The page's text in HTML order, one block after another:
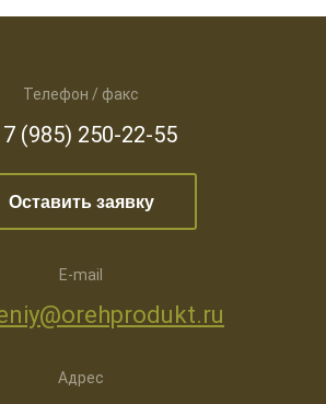
Телефон / факс
(985) 250-22-55
Оставить заявку
E-mail
Адрес